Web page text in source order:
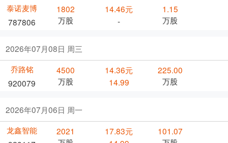
泰诺麦博
787806
1802
万股
14.46元
-
1.15
万股
2026年07月08日 周三
乔路铭
920079
4500
万股
14.36元
14.99
225.00
万股
2026年07月06日 周一
龙鑫智能
2021
17.83元
101.07